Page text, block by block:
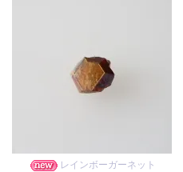
レインボーガーネット